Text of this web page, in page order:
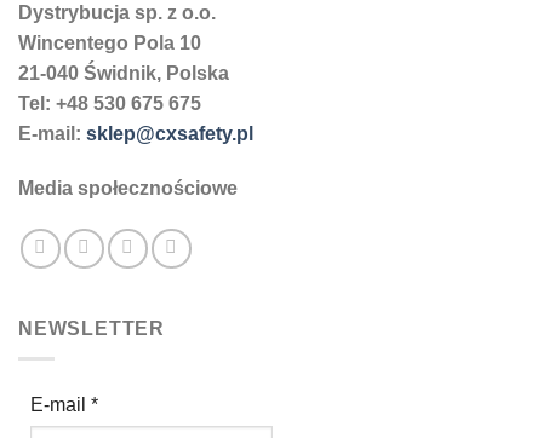
Dystrybucja sp. z o.o.
Wincentego Pola 10
21-040 Świdnik, Polska
Tel: +48 530 675 675
E-mail: sklep@cxsafety.pl
Media społecznościowe
NEWSLETTER
E-mail *